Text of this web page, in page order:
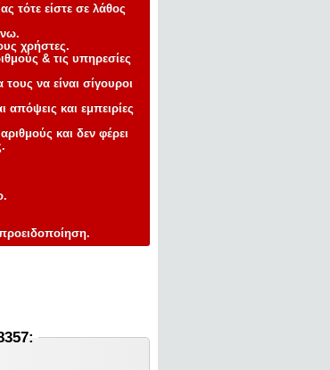
τότε είστε σε λάθος
.
χρήστες.
& τις υπηρεσίες
να είναι σίγουροι
και εμπειρίες
και δεν φέρει